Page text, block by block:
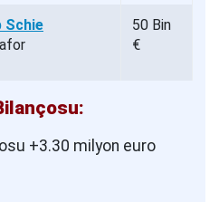
Schie
50 Bin
€
+3.30 milyon euro